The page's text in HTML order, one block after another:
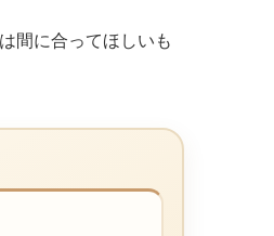
間に合ってほしいも